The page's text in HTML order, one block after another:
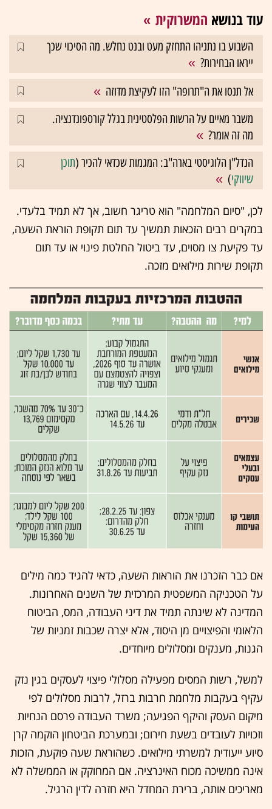
עוד בנושא המשרוקית
השבוע בו נתניהו התחזק מעט ובנט נחלש. מה הסיכוי שכך
ייראו הבחירות?
אל תנסו את ה"תרופה" הזו לעקיצת מדוזה
משבר מאיים על הרשות הפלסטינית בגלל קורספונדנציה.
מה זה אומר?
הנדל"ן הלוגיסטי בארה"ב: המגמות שכדאי להכיר (תוכן
שיווקי)
לכן, "סיום המלחמה" הוא טריגר חשוב, אך לא תמיד בלעדי.
במקרים רבים הזכאות תמשיך עד תום תקופת הוראת השעה,
עד פקיעת צו מסוים, עד ביטול החלטת פינוי או עד תום
תקופת שירות מילואים מזכה.
אם כבר הזכרנו את הוראות השעה, כדאי להגיד כמה מילים
על הטכניקה המשפטית המרכזית של השנים האחרונות.
המדינה לא שינתה תמיד את דיני העבודה, המס, הביטוח
הלאומי והפיצויים מן היסוד, אלא יצרה שכבות זמניות של
הגנות, מענקים ומסלולים מיוחדים.
למשל, רשות המסים מפעילה מסלולי פיצוי לעסקים בגין נזק
עקיף בעקבות מלחמת חרבות ברזל, לרבות מסלולים לפי
מיקום העסק והיקף הפגיעה; משרד העבודה פרסם הנחיות
וזכויות לעובדים בשעת חירום; ובמערכת הביטחון הוקמה קרן
סיוע ייעודית למשרתי מילואים. כשהוראת שעה פוקעת, הזכות
אינה ממשיכה מכוח האינרציה. אם המחוקק או הממשלה לא
מאריכים אותה, ברירת המחדל היא חזרה לדין הרגיל.